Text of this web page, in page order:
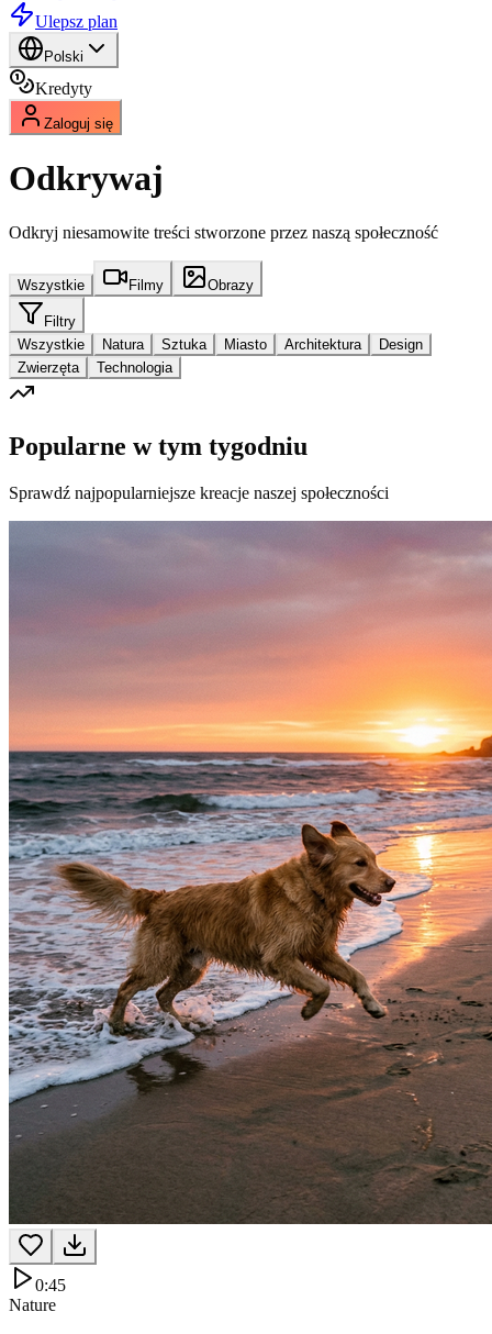
Ulepsz plan
Polski
Kredyty
Zaloguj się
Odkrywaj
Odkryj niesamowite treści stworzone przez naszą społeczność
Wszystkie Filmy Obrazy
Filtry
Wszystkie
Natura Sztuka Miasto Architektura
Design
Zwierzęta
Technologia
Popularne w tym tygodniu
Sprawdź najpopularniejsze kreacje naszej społeczności
0:45
Nature